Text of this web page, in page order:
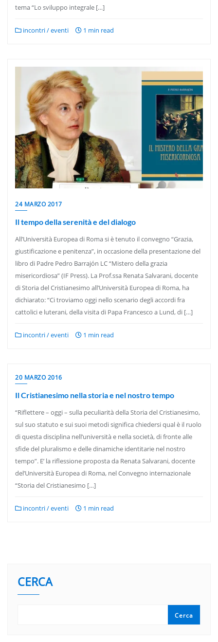
tema “Lo sviluppo integrale […]
incontri / eventi 1 min read
24 MARZO 2017
Il tempo della serenità e del dialogo
All’Università Europea di Roma si è tenuto il convegno “Grazia,
giustificazione e penitenza”, in occasione della presentazione del
libro di Padre Pedro Barrajón LC “Mistero della grazia
misericordiosa” (IF Press). La Prof.ssa Renata Salvarani, docente
di Storia del Cristianesimo all’Università Europea di Roma, ha
dichiarato: “Ci troviamo oggi nello scenario degli accordi fra
cattolici e luterani, della visita di Papa Francesco a Lund, di […]
incontri / eventi 1 min read
20 MARZO 2016
Il Cristianesimo nella storia e nel nostro tempo
“Riflettere – oggi – sulla peculiarità della Storia del Cristianesimo,
sul suo statuto e sui suoi metodi significa chiedersi qual è il ruolo
di questa disciplina nell’università e nella società, di fronte alle
sfide del pluralismo e delle dinamiche identitarie nel nostro
tempo”. E’ la riflessione proposta da Renata Salvarani, docente
del’Università Europea di Roma, nel Convegno internazionale
“Storia del Cristianesimo […]
incontri / eventi 1 min read
CERCA
Cerca